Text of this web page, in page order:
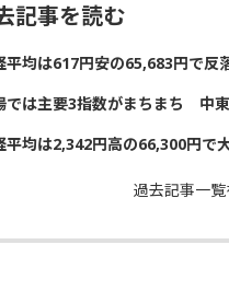
記事を読む
平均は617円安の65,683円で
では主要3指数がまちまち 中
平均は2,342円高の66,300円
過去記事一覧